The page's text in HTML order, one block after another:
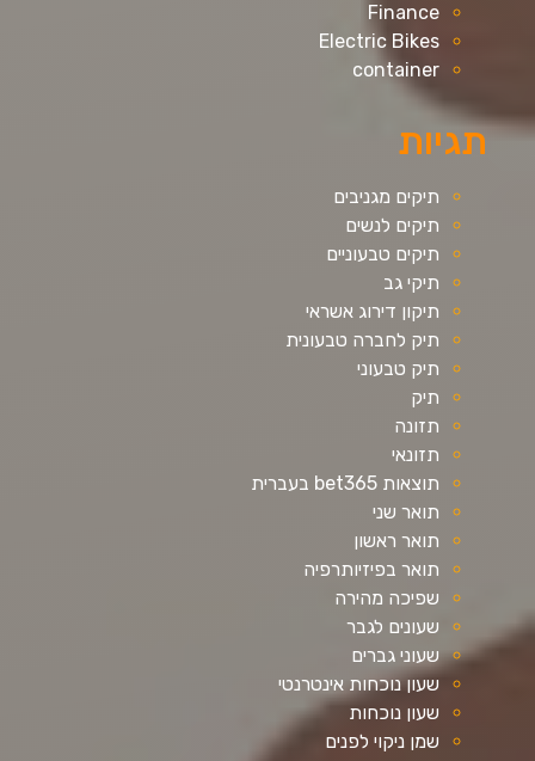
Finance
Electric Bikes
container
תגיות
תיקים מגניבים
תיקים לנשים
תיקים טבעוניים
תיקי גב
תיקון דירוג אשראי
תיק לחברה טבעונית
תיק טבעוני
תיק
תזונה
תזונאי
תוצאות bet365 בעברית
תואר שני
תואר ראשון
תואר בפיזיותרפיה
שפיכה מהירה
שעונים לגבר
שעוני גברים
שעון נוכחות אינטרנטי
שעון נוכחות
שמן ניקוי לפנים